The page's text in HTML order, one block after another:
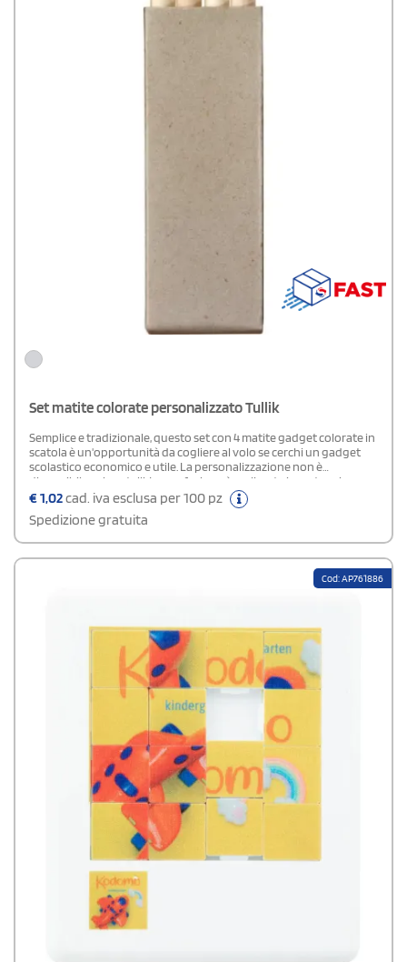
Set matite colorate personalizzato Tullik
Semplice e tradizionale, questo set con 4 matite gadget colorate in
scatola è un'opportunità da cogliere al volo se cerchi un gadget
scolastico economico e utile. La personalizzazione non è
disponibile sui pastelli. La confezione è realizzata in cartoncino con
misure di 3,2x9 cm.
€1,02cad. iva esclusa per 100 pz
Spedizione gratuita
Cod: AP761886